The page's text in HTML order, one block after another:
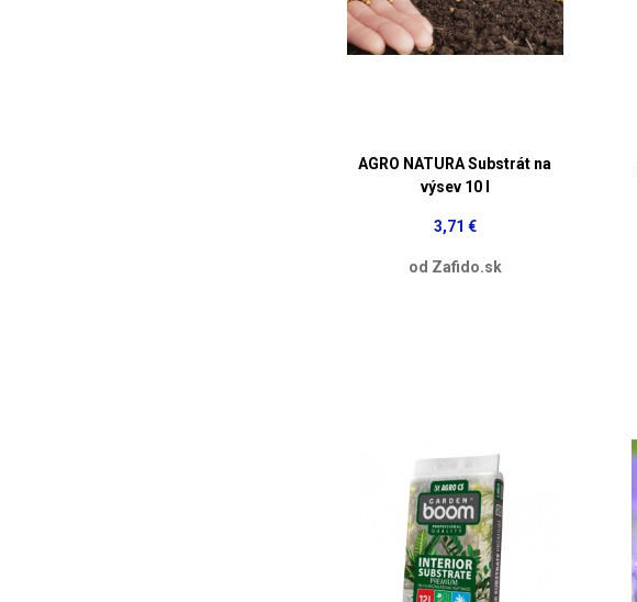
AGRO NATURA Substrát na
výsev 10 l
3,71 €
od Zafido.sk